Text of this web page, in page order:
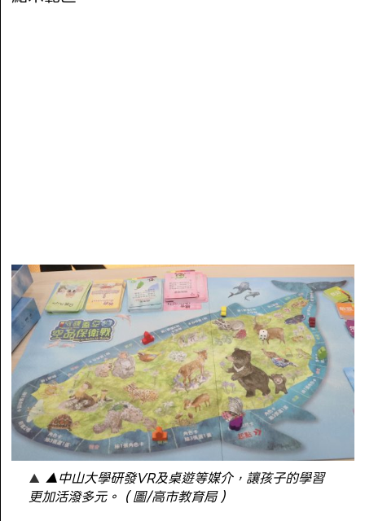
▲中山大學研發VR及桌遊等媒介，讓孩子的學習
更加活潑多元。（圖/高市教育局）